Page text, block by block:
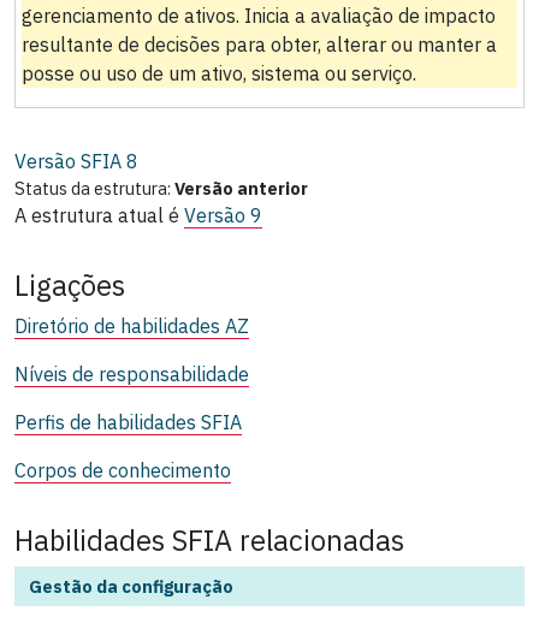
gerenciamento de ativos. Inicia a avaliação de impacto
resultante de decisões para obter, alterar ou manter a
posse ou uso de um ativo, sistema ou serviço.
Versão SFIA 8
Status da estrutura: Versão anterior
A estrutura atual é Versão 9
Ligações
Diretório de habilidades AZ
Níveis de responsabilidade
Perfis de habilidades SFIA
Corpos de conhecimento
Habilidades SFIA relacionadas
Gestão da configuração